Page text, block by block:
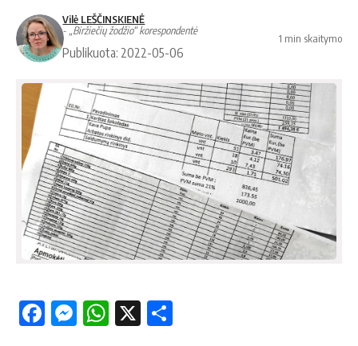
Vilė LEŠČINSKIENĖ
- „Biržiečių žodžio“ korespondentė
Publikuota: 2022-05-06
1 min skaitymo
Facebook
Messenger
WhatsApp
X